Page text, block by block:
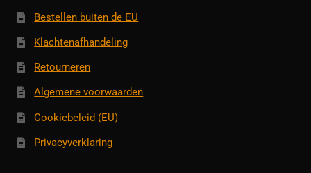
Bestellen buiten de EU
Klachtenafhandeling
Retourneren
Algemene voorwaarden
Cookiebeleid (EU)
Privacyverklaring